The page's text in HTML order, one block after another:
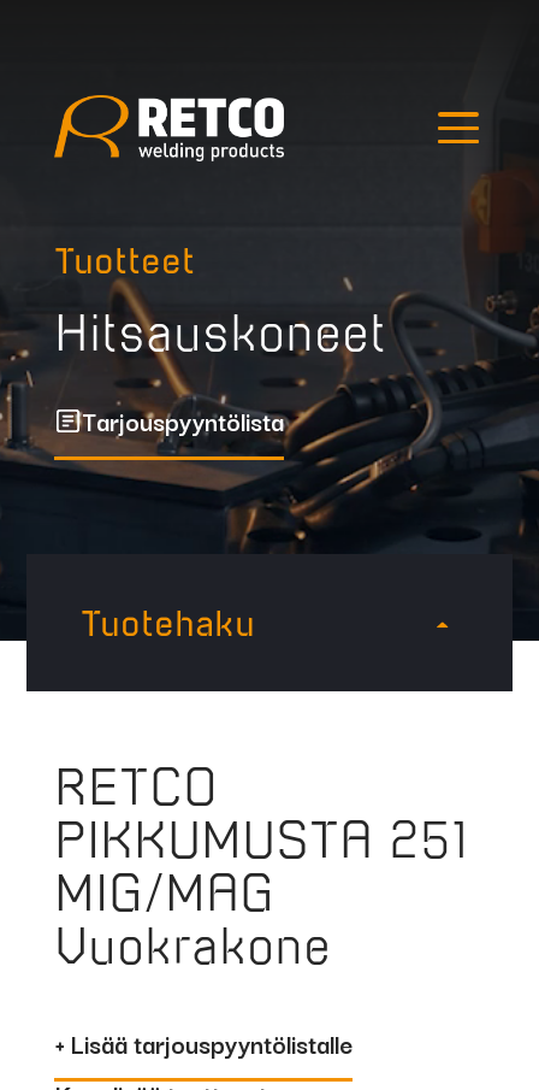
Tuotteet
Hitsauskoneet
Tarjouspyyntölista
Tuotehaku
RETCO
PIKKUMUSTA 251
MIG/MAG
Vuokrakone
+ Lisää tarjouspyyntölistalle
Hae tuotteista
Outlet